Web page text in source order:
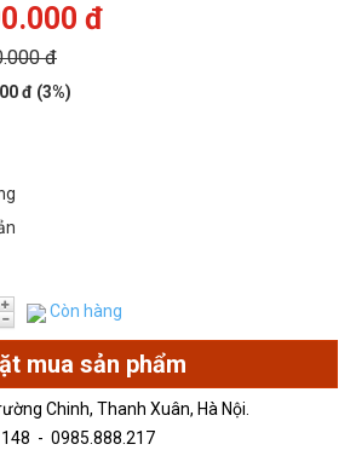
đ
đ
đ (3%)
Còn hàng
Chinh, Thanh Xuân, Hà Nội.
- 0985.888.217